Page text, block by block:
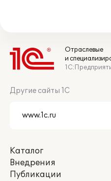
Отраслевые
и
Другие сайты 1С
Каталог
Внедрения
Публикации